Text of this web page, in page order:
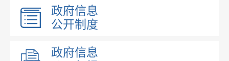
行政规范性文件
政府信息
公开制度
政府信息